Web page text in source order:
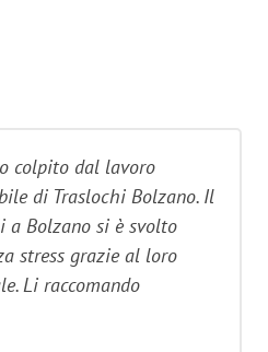
colpito dal lavoro
di Traslochi Bolzano. Il
Bolzano si è svolto
stress grazie al loro
Li raccomando